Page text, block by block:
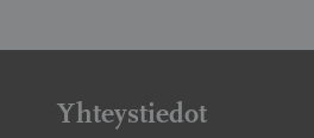
Yhteystiedot